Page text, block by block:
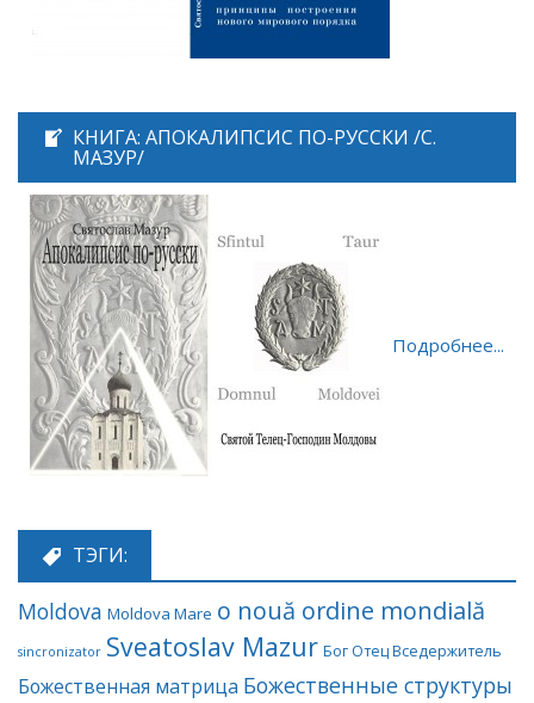
КНИГА: АПОКАЛИПСИС ПО-РУССКИ /С.
МАЗУР/
Подробнее...
ТЭГИ:
Moldova Moldova Mare o nouă ordine mondială
sincronizator Sveatoslav Mazur Бог Отец Вседержитель
Божественная матрица Божественные структуры